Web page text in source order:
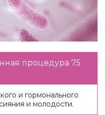
процедура 75
и гормонального
и молодости.